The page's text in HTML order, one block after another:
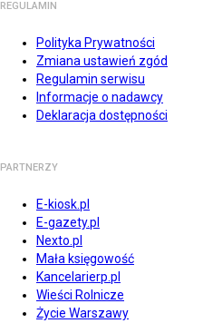
REGULAMIN
Polityka Prywatności
Zmiana ustawień zgód
Regulamin serwisu
Informacje o nadawcy
Deklaracja dostępności
PARTNERZY
E-kiosk.pl
E-gazety.pl
Nexto.pl
Mała księgowość
Kancelarierp.pl
Wieści Rolnicze
Życie Warszawy